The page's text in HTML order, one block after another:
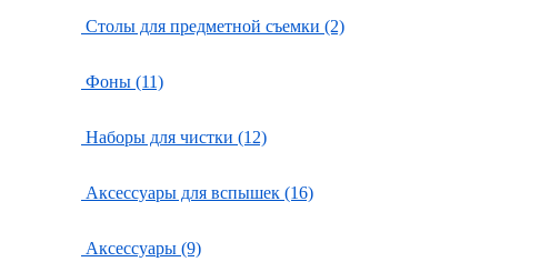
Столы для предметной съемки (2)
Фоны (11)
Наборы для чистки (12)
Аксессуары для вспышек (16)
Аксессуары (9)